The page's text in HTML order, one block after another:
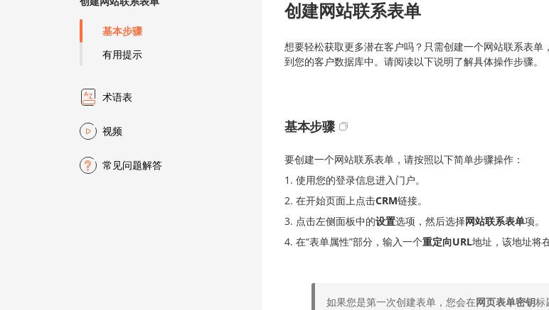
基本步骤
有用提示
术语表
视频
常见问题解答
创建网站联系表单
想要轻松获取更多潜在客户吗？只需创建一个网站联系表
到您的客户数据库中。请阅读以下说明了解具体操作步骤。
基本步骤
要创建一个网站联系表单，请按照以下简单步骤操作：
使用您的登录信息进入门户。
在开始页面上点击CRM链接。
点击左侧面板中的设置选项，然后选择网站联系表单项。
在“表单属性”部分，输入一个重定向URL地址，该地址将
如果您是第一次创建表单，您会在网页表单密钥标